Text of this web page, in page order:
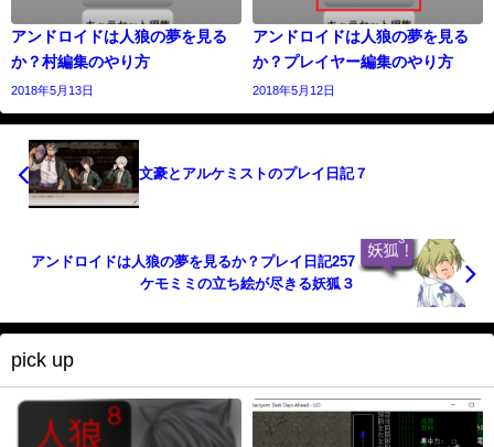
アンドロイドは人狼の夢を見る
か？村編集のやり方
2018年5月13日
アンドロイドは人狼の夢を見る
か？プレイヤー編集のやり方
2018年5月12日
文豪とアルケミストのプレイ日記７
アンドロイドは人狼の夢を見るか？プレイ日記257
ケモミミの立ち絵が尽きる妖狐３
pick up